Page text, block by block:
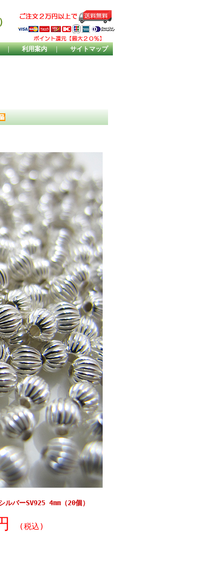
｜ 利用案内 ｜ サイトマップ
バーSV925 4mm（20個）
(税込)